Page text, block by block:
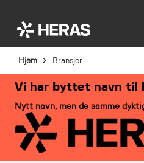
Hjem Bransjer
Vi har byttet navn til
Nytt navn, men de samme